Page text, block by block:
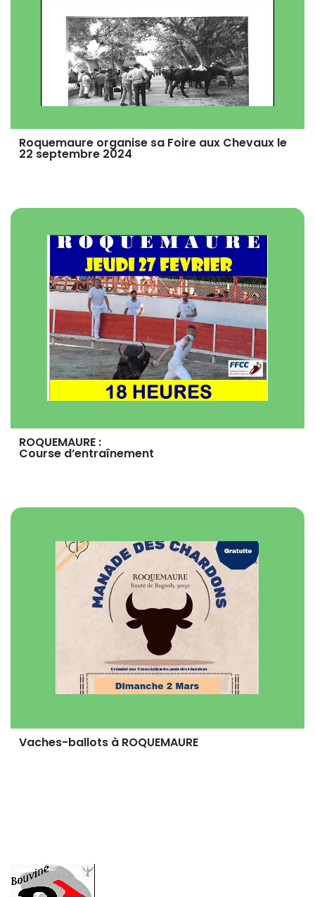
Roquemaure organise sa Foire aux Chevaux le
22 septembre 2024
ROQUEMAURE :
Course d’entraînement
Vaches-ballots à ROQUEMAURE